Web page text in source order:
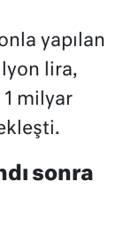
yapılan
lira,
milyar
sonra